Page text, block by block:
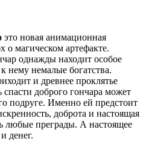
это новая анимационная
о магическом артефакте.
однажды находит особое
нему немалые богатства.
и древнее проклятье
доброго гончара может
подруге. Именно ей предстоит
доброта и настоящая
любые преграды. А настоящее
денег.